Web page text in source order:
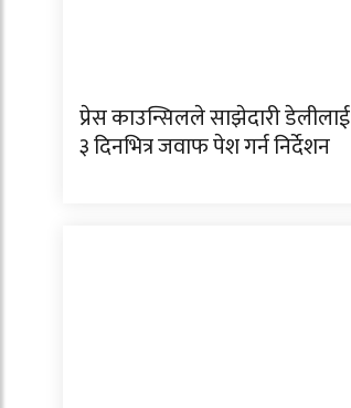
प्रेस काउन्सिलले साझेदारी डेलीलाई
३ दिनभित्र जवाफ पेश गर्न निर्देशन